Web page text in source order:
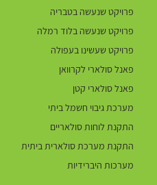
פרויקט שנעשה בטבריה
פרויקט שנעשה בלוד רמלה
פרויקט שעשינו בעפולה
פאנל סולארי לקרוואן
פאנל סולארי קטן
מערכת גיבוי חשמל ביתי
התקנת לוחות סולאריים
התקנת מערכת סולארית ביתית
מערכות היברידיות